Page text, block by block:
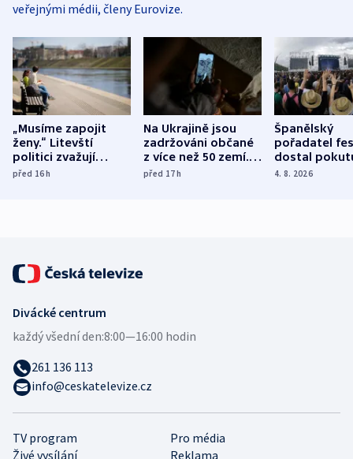
veřejnými médii, členy Eurovize.
„Musíme zapojit
ženy.“ Litevští
politici zvažují
dohodu o
před 16h
Na Ukrajině jsou
zadržováni občané
z více než 50 zemí.
Bojovali na straně
před 17h
Španělský
pořadatel
dostal
nekalé
4. 8. 2026
TV program
Pro média
Živé vysílání
Reklama
Divácké centrum
každý všední den:8:00—16:00 hodin
261 136 113
info@ceskatelevize.cz